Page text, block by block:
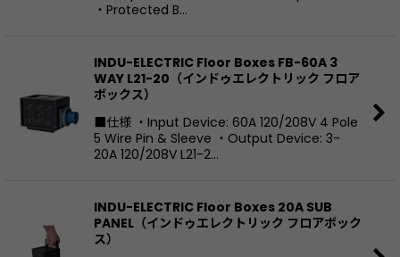
・Protected B…
INDU-ELECTRIC Floor Boxes FB-60A 3
WAY L21-20（インドゥエレクトリック フロア
ボックス）
■仕様 ・Input Device: 60A 120/208V 4 Pole
5 Wire Pin & Sleeve ・Output Device: 3-
20A 120/208V L21-2…
INDU-ELECTRIC Floor Boxes 20A SUB
PANEL（インドゥエレクトリック フロアボック
ス）